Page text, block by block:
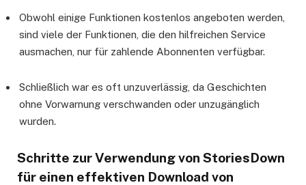
Obwohl einige Funktionen kostenlos angeboten werden,
sind viele der Funktionen, die den hilfreichen Service
ausmachen, nur für zahlende Abonnenten verfügbar.
Schließlich war es oft unzuverlässig, da Geschichten
ohne Vorwarnung verschwanden oder unzugänglich
wurden.
Schritte zur Verwendung von StoriesDown
für einen effektiven Download von